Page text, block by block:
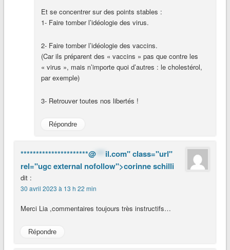
Et se concentrer sur des points stables :
1- Faire tomber l’idéologie des virus.
2- Faire tomber l’idéologie des vaccins.
(Car ils préparent des « vaccins » pas que contre les
« virus », mais n’importe quoi d’autres : le cholestérol,
par exemple)
3- Retrouver toutes nos libertés !
Répondre
**********************@*** il.com" class="url"
rel="ugc external nofollow">corinne schilli
dit :
30 avril 2023 à 13 h 22 min
Merci Lia ,commentaires toujours très instructifs…
Répondre